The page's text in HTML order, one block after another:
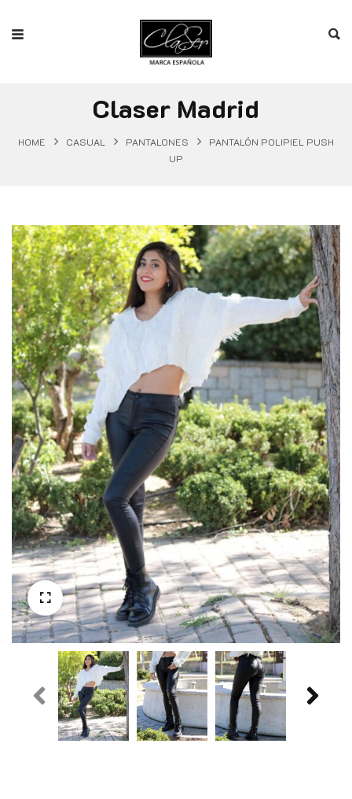
Claser Madrid
HOME CASUAL PANTALONES
PANTALÓN POLIPIEL PUSH
UP